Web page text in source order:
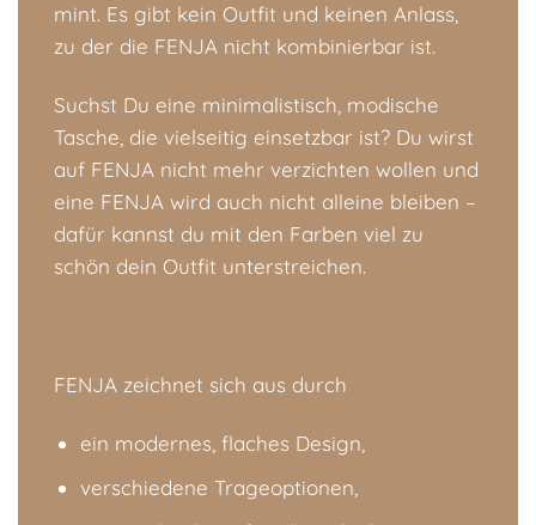
mint. Es gibt kein Outfit und keinen Anlass,
zu der die FENJA nicht kombinierbar ist.
Suchst Du eine minimalistisch, modische
Tasche, die vielseitig einsetzbar ist? Du wirst
auf FENJA nicht mehr verzichten wollen und
eine FENJA wird auch nicht alleine bleiben –
dafür kannst du mit den Farben viel zu
schön dein Outfit unterstreichen.
FENJA zeichnet sich aus durch
ein modernes, flaches Design,
verschiedene Trageoptionen,